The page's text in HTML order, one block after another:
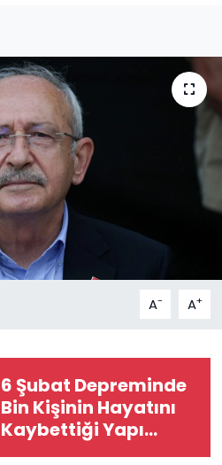
A- A+
6 Şubat Depreminde
Bin Kişinin Hayatını
Kaybettiği Yapı
Davaları Yargıtay'da